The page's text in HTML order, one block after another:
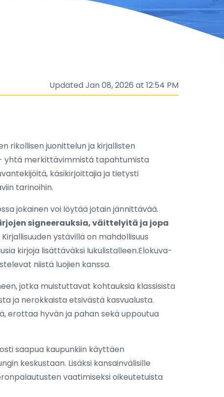
Updated Jan 08, 2026 at 12:54 PM
rikollisen juonittelun ja kirjallisten
yhtä merkittävimmistä tapahtumista
käsikirjoittajia ja tietysti
tarinoihin.
jokainen voi löytää jotain jännittävää.
signeerauksia, väittelyitä ja jopa
ystävillä on mahdollisuus
kirjoja lisättäväksi lukulistalleen.Elokuva-
niistä luojien kanssa.
jotka muistuttavat kohtauksia klassisista
ja nerokkaista etsivästä kasvualusta.
erottaa hyvän ja pahan sekä uppoutua
saapua kaupunkiin käyttäen
keskustaan. Lisäksi kansainvälisille
vaatimiseksi oikeutetuista